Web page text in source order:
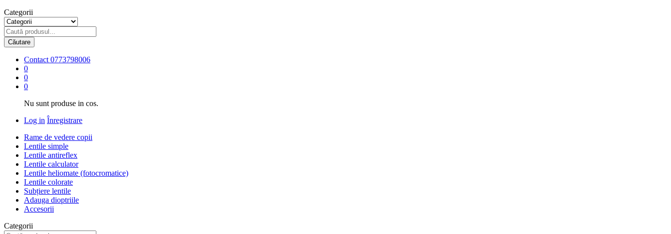
Categorii
Căutare
Contact 0773798006
0
0
0
Nu sunt produse in cos.
Log in Înregistrare
Rame de vedere copii
Lentile simple
Lentile antireflex
Lentile calculator
Lentile heliomate (fotocromatice)
Lentile colorate
Subțiere lentile
Adauga dioptriile
Accesorii
Categorii